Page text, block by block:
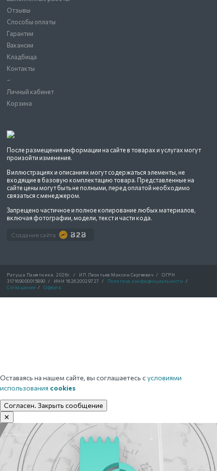
После размещения информации на сайте в товарах и услугах могут
произойти изменения.
В иллюстрациях и описаниях могут содержаться элементы, не
входящие в базовую комплектацию товара. Представленные на
сайте цены могут быть не полными, перед оплатой необходимо
связаться с менеджером.
Запрещено частичное и полное копирование любых материалов,
включая фотографии, модели, текст и части кода.
Создание сайта
Отзывы
Способы оплаты
Гарантии
Вакансии
Кладбища
Контакты
–
Личный кабинет
Корзина
Ратуша Памятники. 2026г. / ИП Леонтьев Максим Сергеевич /
ОГРН
317169000015890 / ИНН 162620029727 / Политика конфиденциальности /
Соглашение / Оферта
Оставаясь на нашем сайте, вы соглашаетесь сусловиями
использования cookies
Согласен. Закрыть сообщение
✕